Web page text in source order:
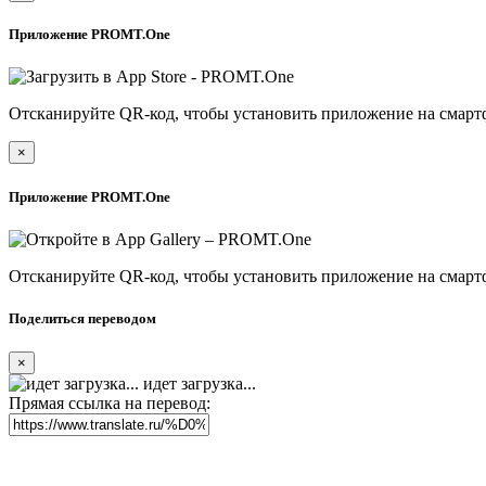
Приложение PROMT.One
Отсканируйте QR-код, чтобы установить приложение на
×
Приложение PROMT.One
Отсканируйте QR-код, чтобы установить приложение на
Поделиться переводом
×
идет загрузка...
Прямая ссылка на перевод: